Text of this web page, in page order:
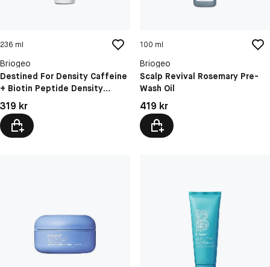
236 ml
Briogeo
Destined For Density Caffeine
+ Biotin Peptide Density
Conditioner
Pris: 319 kr
319 kr
100 ml
Briogeo
Scalp Revival Rosemary Pre-
Wash Oil
Pris: 419 kr
419 kr